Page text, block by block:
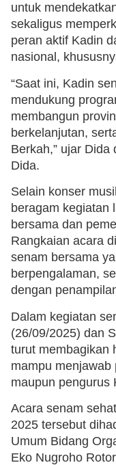
untuk
sekaligus
peran aktif Kadin
nasional,
“Saat ini, Kadin
mendukung
membangun
berkelanjutan,
Berkah,” ujar
Dida.
Selain konser
beragam kegiatan
bersama dan
Rangkaian acara
senam bersama
berpengalaman,
dengan
Dalam kegiatan
(26/09/2025) dan
turut membagikan
mampu menjawab
maupun pengurus
Acara senam
2025 tersebut
Umum Bidang
Eko Nugroho